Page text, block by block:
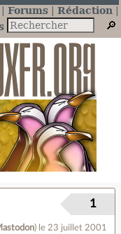
Forums
Rédaction
) le 23 juillet 2001
1